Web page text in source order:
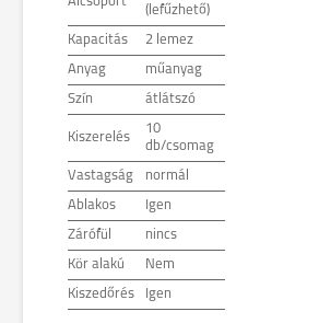
(lefűzhető)
Kapacitás 2 lemez
Anyag műanyag
Szín átlátszó
Kiszerelés
10
db/csomag
Vastagság normál
Ablakos Igen
Zárófül nincs
Kör alakú Nem
Kiszedőrés Igen